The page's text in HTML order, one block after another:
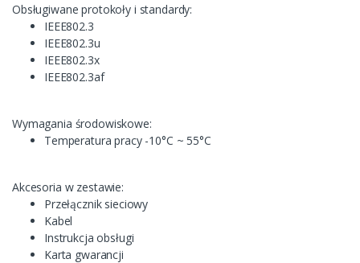
Obsługiwane protokoły i standardy:
IEEE802.3
IEEE802.3u
IEEE802.3x
IEEE802.3af
Wymagania środowiskowe:
Temperatura pracy -10°C ~ 55°C
Akcesoria w zestawie:
Przełącznik sieciowy
Kabel
Instrukcja obsługi
Karta gwarancji